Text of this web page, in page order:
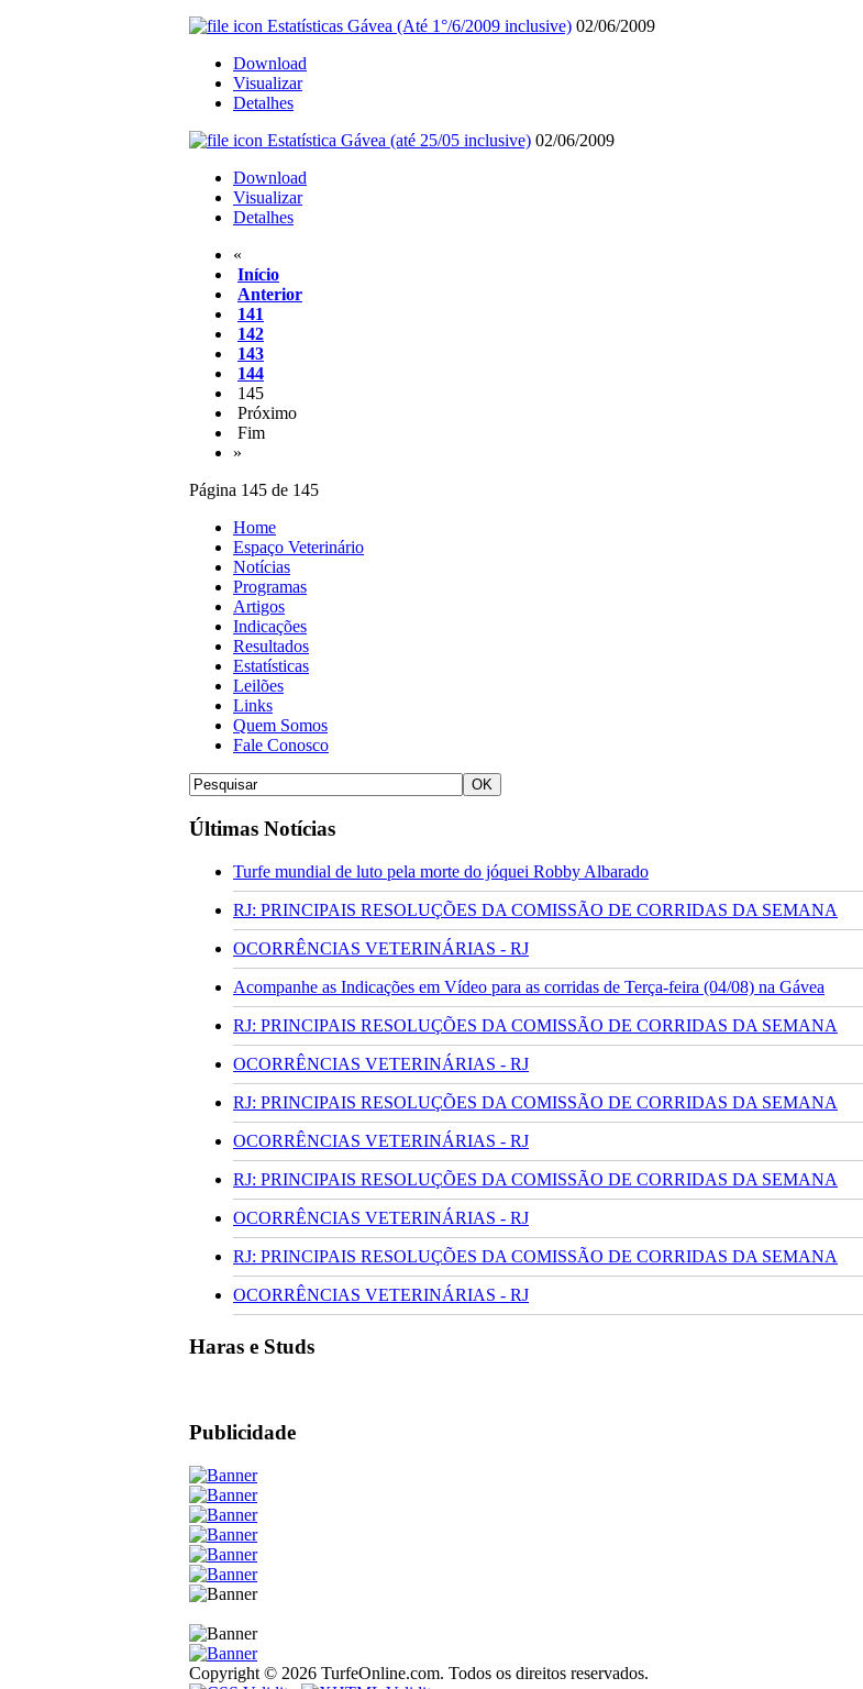
Estatísticas Gávea (Até 1°/6/2009 inclusive) 02/06/2009
Download
Visualizar
Detalhes
Estatística Gávea (até 25/05 inclusive) 02/06/2009
Download
Visualizar
Detalhes
«
Início
Anterior
141
142
143
144
145
Próximo
Fim
»
Página 145 de 145
Home
Espaço Veterinário
Notícias
Programas
Artigos
Indicações
Resultados
Estatísticas
Leilões
Links
Quem Somos
Fale Conosco
Últimas Notícias
Turfe mundial de luto pela morte do jóquei Robby Albarado
RJ: PRINCIPAIS RESOLUÇÕES DA COMISSÃO DE CORRIDAS DA SEMANA
OCORRÊNCIAS VETERINÁRIAS - RJ
Acompanhe as Indicações em Vídeo para as corridas de Terça-feira (04/08) na Gávea
RJ: PRINCIPAIS RESOLUÇÕES DA COMISSÃO DE CORRIDAS DA SEMANA
OCORRÊNCIAS VETERINÁRIAS - RJ
RJ: PRINCIPAIS RESOLUÇÕES DA COMISSÃO DE CORRIDAS DA SEMANA
OCORRÊNCIAS VETERINÁRIAS - RJ
RJ: PRINCIPAIS RESOLUÇÕES DA COMISSÃO DE CORRIDAS DA SEMANA
OCORRÊNCIAS VETERINÁRIAS - RJ
RJ: PRINCIPAIS RESOLUÇÕES DA COMISSÃO DE CORRIDAS DA SEMANA
OCORRÊNCIAS VETERINÁRIAS - RJ
Haras e Studs
Publicidade
Copyright © 2026 TurfeOnline.com. Todos os direitos reservados.